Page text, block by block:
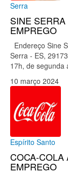
Serra
SINE
EMPREGO
Endereço Sine
Serra - ES,
17h, de segunda
10 março 2024
Espírito Santo
COCA-COLA
EMPREGO